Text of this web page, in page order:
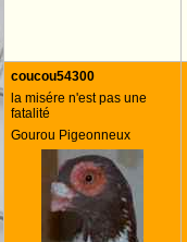
coucou54300
la misére n'est pas une
fatalité
Gourou Pigeonneux